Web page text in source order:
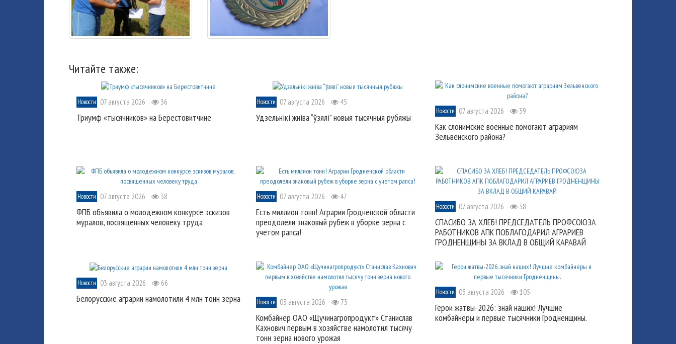
Читайте также:
Новости 07 августа 2026 36
Триумф «тысячников» на Берестовитчине
Новости 07 августа 2026 45
Удзельнікі жніва “ўзялі” новыя тысячныя рубяжы
Новости 07 августа 2026 39
Как слонимские военные помогают аграриям
Зельвенского района?
Новости 07 августа 2026 38
ФПБ объявила о молодежном конкурсе эскизов
муралов, посвященных человеку труда
Новости 07 августа 2026 47
Есть миллион тонн! Аграрии Гродненской области
преодолели знаковый рубеж в уборке зерна с
учетом рапса!
Новости 07 августа 2026 38
СПАСИБО ЗА ХЛЕБ! ПРЕДСЕДАТЕЛЬ ПРОФСОЮЗА
РАБОТНИКОВ АПК ПОБЛАГОДАРИЛ АГРАРИЕВ
ГРОДНЕНЩИНЫ ЗА ВКЛАД В ОБЩИЙ КАРАВАЙ
Новости 03 августа 2026 66
Белорусские аграрии намолотили 4 млн тонн зерна Новости 03 августа 2026 73
Комбайнер ОАО «Щучинагропродукт» Станислав
Кахнович первым в хозяйстве намолотил тысячу
тонн зерна нового урожая
Новости 03 августа 2026 105
Герои жатвы-2026: знай наших! Лучшие
комбайнеры и первые тысячники Гродненщины.